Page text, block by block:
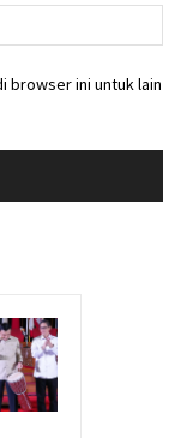
browser ini untuk lain